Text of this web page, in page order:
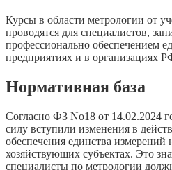
Курсы в области метрологии от
проводятся для специалистов,
профессионально обеспечением
предприятиях и в организациях
Нормативная база
Согласно ФЗ No18 от 14.02.2024
силу вступили изменения в
обеспечения единства измерений
хозяйствующих субъектах. Это
специалисты по метрологии